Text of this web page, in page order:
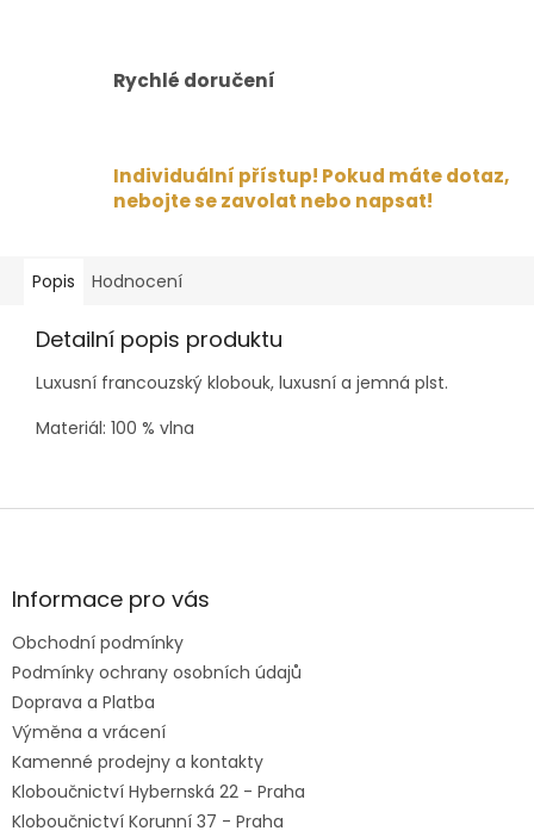
Rychlé doručení
Individuální přístup! Pokud máte dotaz,
nebojte se zavolat nebo napsat!
Popis Hodnocení
Detailní popis produktu
Luxusní francouzský klobouk, luxusní a jemná plst.
Materiál: 100 % vlna
Z
aInformace pro vás
Obchodní podmínky
Podmínky ochrany osobních údajů
Doprava a Platba
Výměna a vrácení
Kamenné prodejny a kontakty
Kloboučnictví Hybernská 22 - Praha
Kloboučnictví Korunní 37 - Praha